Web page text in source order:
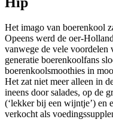
Het imago van boerenkool
Opeens werd de oer-
vanwege de vele voordelen
generatie boerenkoolfans
boerenkoolsmoothies in
Het zat niet meer alleen in
ineens door salades, op de
(‘lekker bij een wijntje’) en
verkocht als